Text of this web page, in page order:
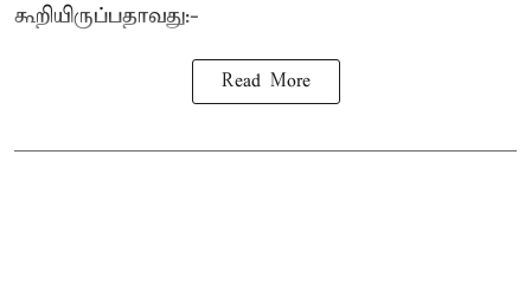
கூறியிருப்பதாவது:-
Read More